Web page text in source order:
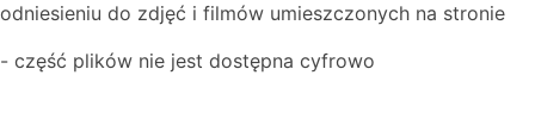
odniesieniu do zdjęć i filmów umieszczonych na stronie
- część plików nie jest dostępna cyfrowo